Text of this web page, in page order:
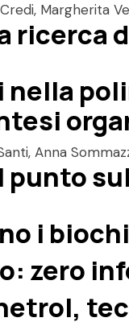
Margherita
ricerca
Anna
punto
i
zero